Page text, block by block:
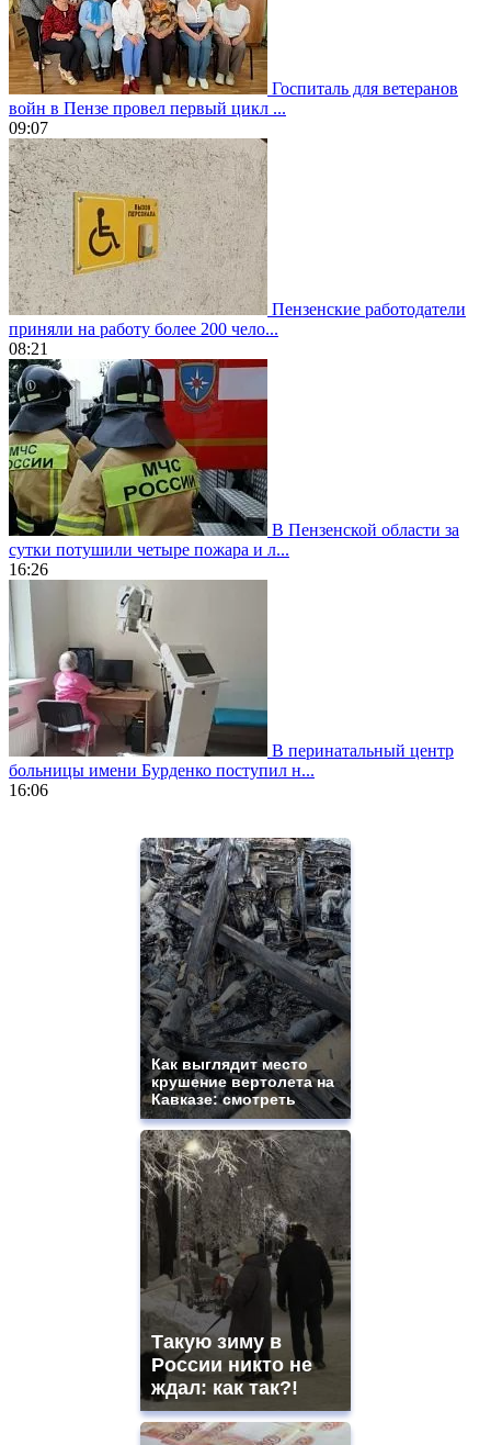
Госпиталь для ветеранов
войн в Пензе провел первый цикл ...
09:07
Пензенские работодатели
приняли на работу более 200 чело...
08:21
В Пензенской области за
сутки потушили четыре пожара и л...
16:26
В перинатальный центр
больницы имени Бурденко поступил н...
16:06
https://gradewatches.to/
https://www.replicasrelojes.to/
Как выглядит место
крушение вертолета на
Кавказе: смотреть
Такую зиму в
России никто не
ждал: как так?!